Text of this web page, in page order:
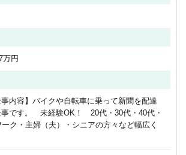
7万円
内容】バイクや自転車に乗って新聞を配達
事です。 未経験OK！ 20代・30代・40代・
ク・主婦（夫）・シニアの方々など幅広く